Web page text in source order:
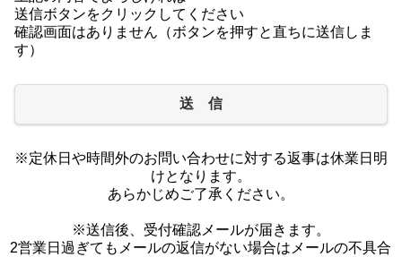
送信ボタンをクリックしてください
確認画面はありません（ボタンを押すと直ちに送信しま
す）
送 信
※定休日や時間外のお問い合わせに対する返事は休業日明
けとなります。
あらかじめご了承ください。
※送信後、受付確認メールが届きます。
2営業日過ぎてもメールの返信がない場合はメールの不具合